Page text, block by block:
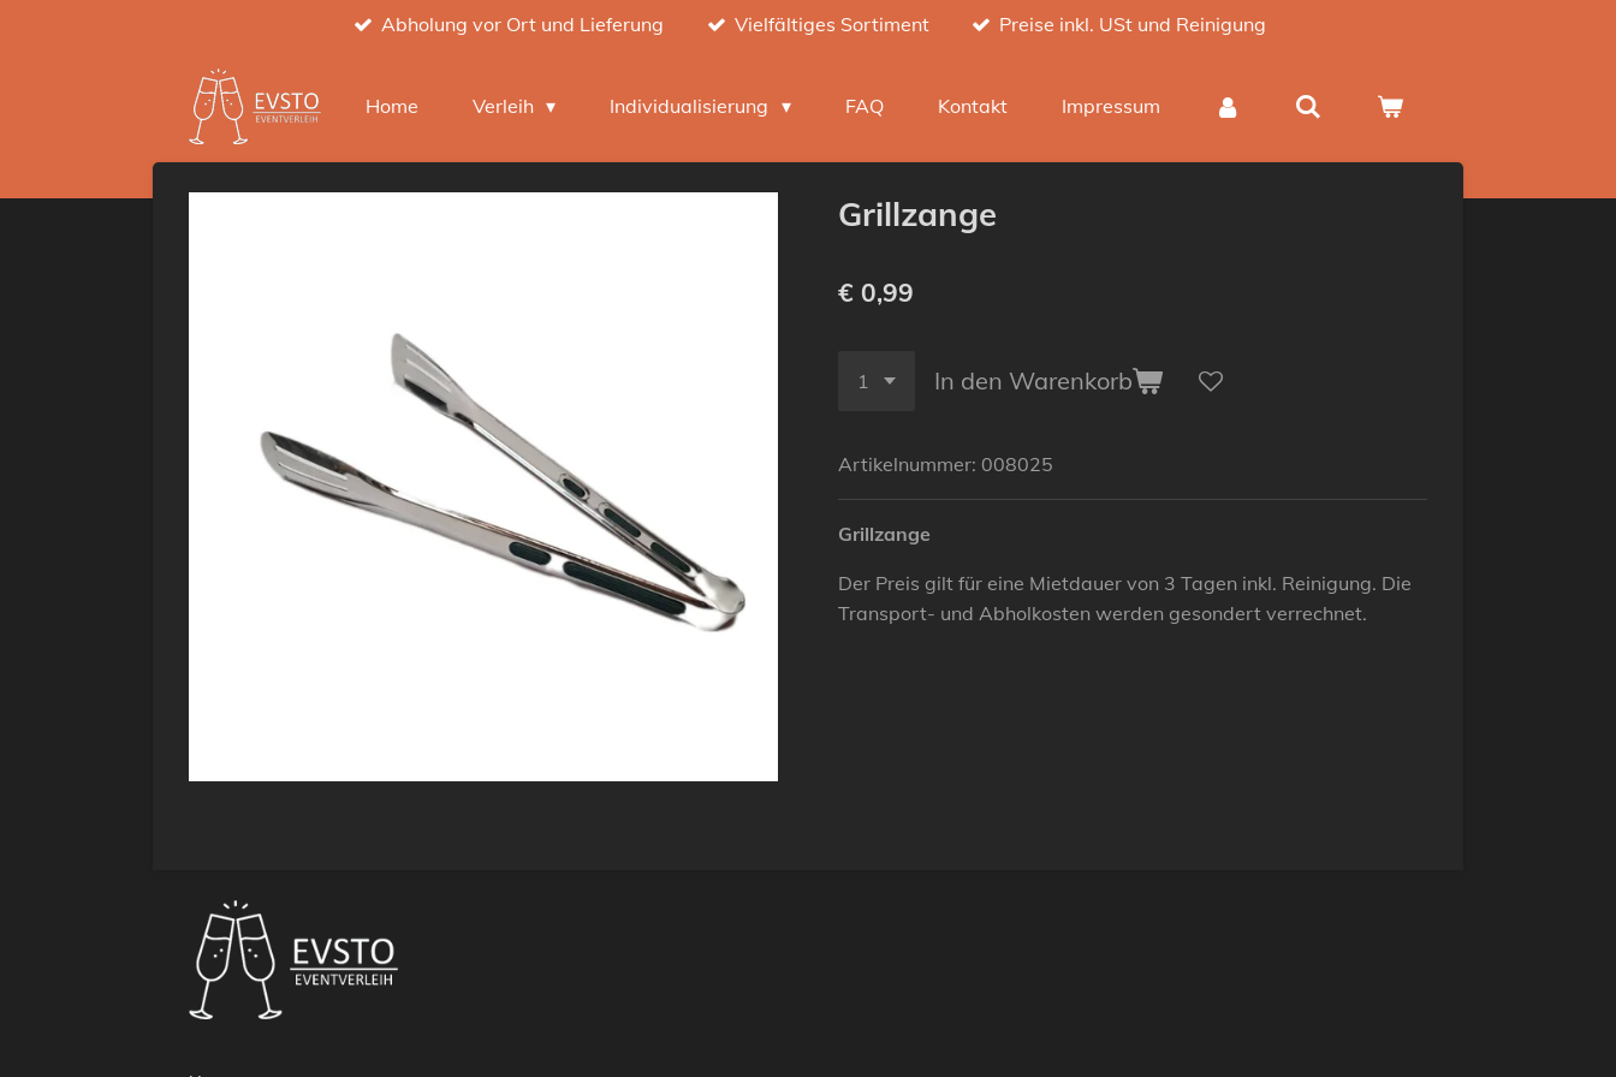
Abholung vor Ort und Lieferung Vielfältiges Sortiment Preise inkl. USt und Reinigung
Home Verleih Individualisierung FAQ Kontakt Impressum
Grillzange
€ 0,99
In den Warenkorb
Artikelnummer: 008025
Grillzange
Der Preis gilt für eine Mietdauer von 3 Tagen inkl. Reinigung. Die
Transport- und Abholkosten werden gesondert verrechnet.